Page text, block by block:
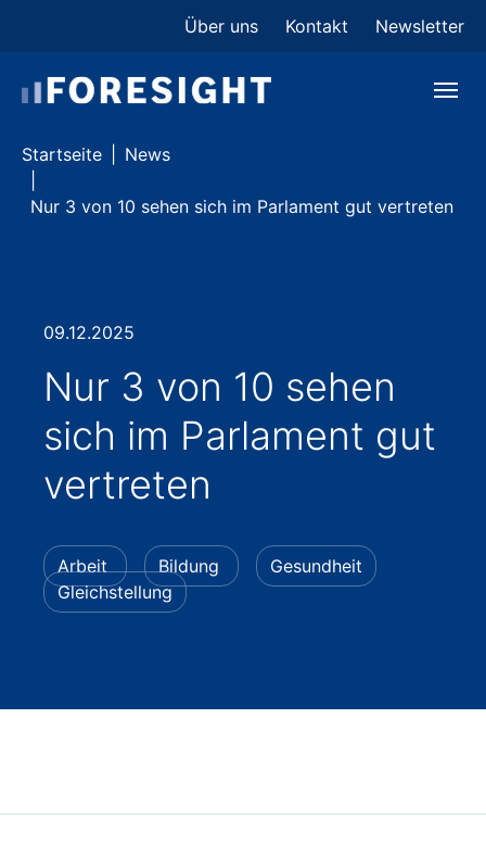
Über uns Kontakt Newsletter
You are here:
Startseite News
Nur 3 von 10 sehen sich im Parlament gut vertreten
09.12.2025
Nur 3 von 10 sehen
sich im Parlament gut
vertreten
Arbeit Bildung
Gesundheit
Gleichstellung